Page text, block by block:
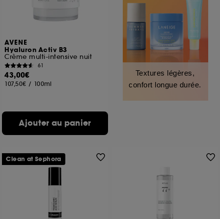
AVENE
Hyaluron Activ B3
Crème multi-intensive nuit
61
43,00€
107,50€ / 100ml
Ajouter au panier
Textures légères,
confort longue durée.
Clean at Sephora